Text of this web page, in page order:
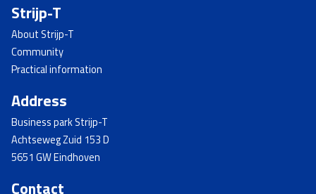
Strijp-T
About Strijp-T
Community
Practical information
Address
Business park Strijp-T
Achtseweg Zuid 153 D
5651 GW Eindhoven
Contact